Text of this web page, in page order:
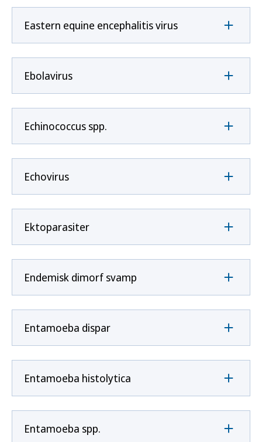
Eastern equine encephalitis virus
Ebolavirus
Echinococcus spp.
Echovirus
Ektoparasiter
Endemisk dimorf svamp
Entamoeba dispar
Entamoeba histolytica
Entamoeba spp.